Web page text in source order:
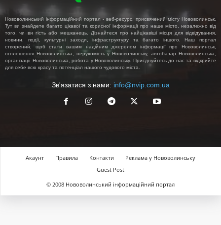
Нововолинський інформаційний портал - веб-ресурс, присвячений місту Нововолинськ.
Тут ви знайдете багато цікавої та корисної інформації про наше місто, незалежно від
того, чи ви гість або мешканець. Дізнайтеся про найцікавіші місця для відвідування,
новини, події, культурні заходи, інфраструктуру та багато іншого. Наш портал
створений, щоб стати вашим надійним джерелом інформації про Нововолинськ,
оголошення Нововолинська, нерухомість у Нововолинську, автобазар Нововолинська,
організації Нововолинська, робота у Нововолинську. Приєднуйтесь до нас та відкрийте
для себе всю красу та потенціал нашого чудового міста.
Зв'язатися з нами: info@nvip.com.ua
Акаунт Правила Контакти
Реклама у Нововолинську
Guest Post
© 2008 Нововолинський інформаційний портал